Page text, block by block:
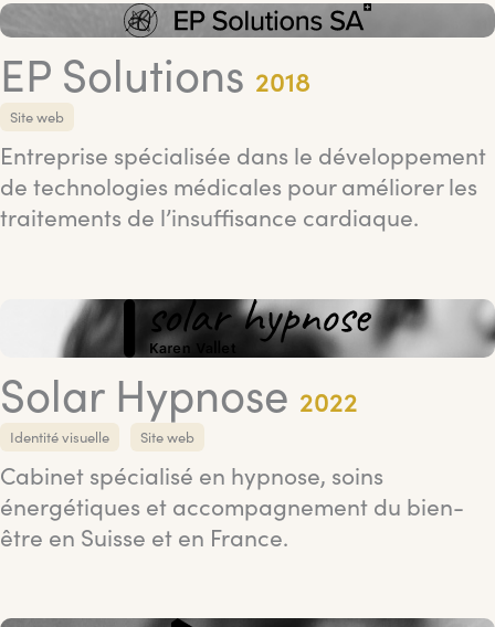
EP Solutions 2018
Site web
Entreprise spécialisée dans le développement
de technologies médicales pour améliorer les
traitements de l’insuffisance cardiaque.
Solar Hypnose 2022
Identité visuelle Site web
Cabinet spécialisé en hypnose, soins
énergétiques et accompagnement du bien-
être en Suisse et en France.